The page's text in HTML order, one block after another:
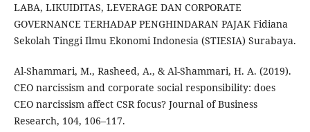
LABA, LIKUIDITAS, LEVERAGE DAN CORPORATE
GOVERNANCE TERHADAP PENGHINDARAN PAJAK Fidiana
Sekolah Tinggi Ilmu Ekonomi Indonesia (STIESIA) Surabaya.
Al-Shammari, M., Rasheed, A., & Al-Shammari, H. A. (2019).
CEO narcissism and corporate social responsibility: does
CEO narcissism affect CSR focus? Journal of Business
Research, 104, 106–117.